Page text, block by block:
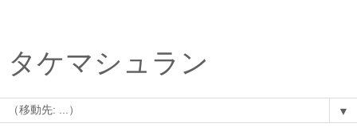
タケマシュラン
▼